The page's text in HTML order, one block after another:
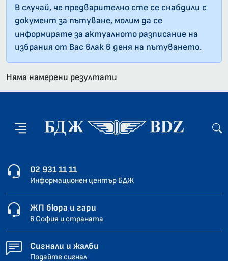
В случай, че предварително сте се снабдили с
документ за пътуване, молим да се
информирате за актуалното разписание на
избрания от Вас влак в деня на пътуването.
Няма намерени резултати
02 931 11 11
Информационен център БДЖ
ЖП бюра и гари
в София и страната
Сигнали и жалби
Подайте сигнал